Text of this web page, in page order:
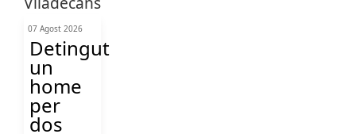
07 Agost 2026
Detingut
un
home
per
dos